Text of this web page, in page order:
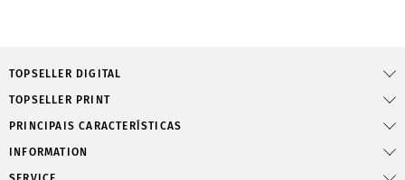
TOPSELLER DIGITAL
TOPSELLER PRINT
PRINCIPAIS CARACTERÍSTICAS
INFORMATION